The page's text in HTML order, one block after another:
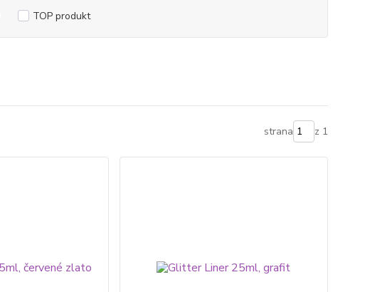
TOP produkt
strana z 1